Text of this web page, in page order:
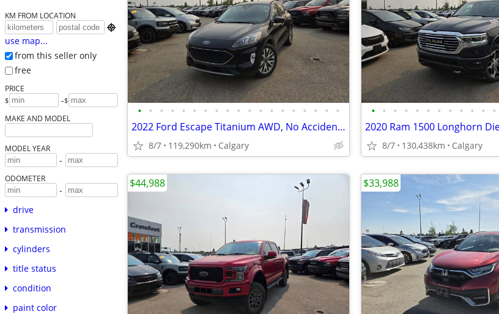
KM FROM LOCATION

use map...
from this seller only
free
PRICE
$ -$
MAKE AND MODEL
MODEL YEAR
-
ODOMETER
-
drive
transmission
cylinders
title status
condition
paint color
• • • • • • • • • • • • • • • • • • •
2022 Ford Escape Titanium AWD, No Accidents, Service History #11176
8/7 119,290km Calgary
• • • • • • • • • • • •
8/7 130,438km Calgary
$44,988 $33,988